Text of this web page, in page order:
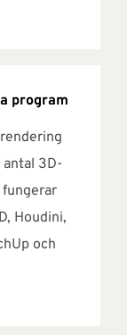
program
3D-
Houdini,
och